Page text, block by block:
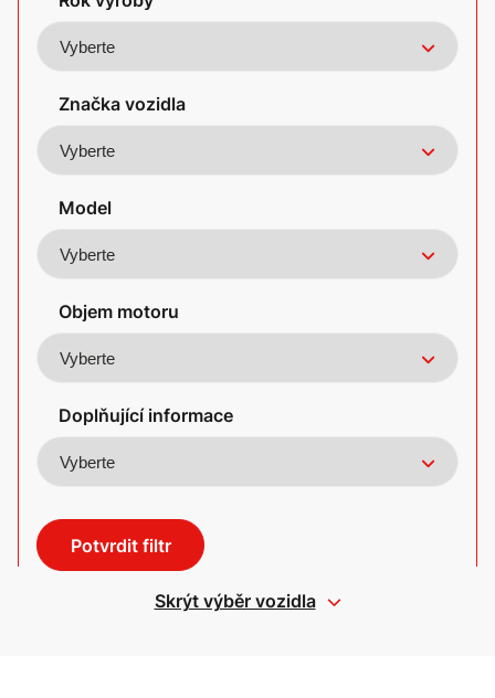
Americké vozy
Značka vozidla
Model
Objem motoru
Doplňující informace
Potvrdit filtr
Skrýt výběr vozidla